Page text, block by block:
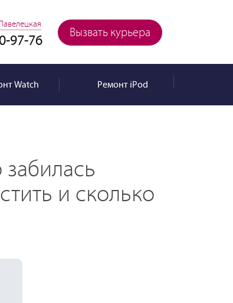
Вызвать курьера
Павелецкая
97-76
Watch РемонтiPod
и сколько